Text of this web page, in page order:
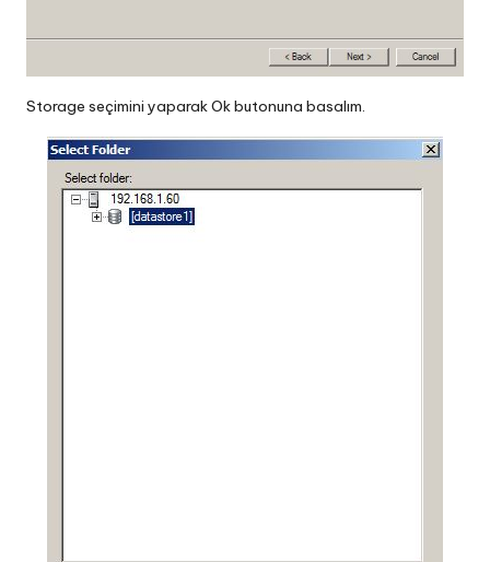
Storage seçimini yaparak Ok butonuna basalım.